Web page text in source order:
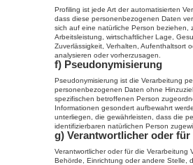
Profiling ist jede Art der automatisierten
dass diese personenbezogenen Daten
sich auf eine natürliche Person beziehen,
Arbeitsleistung, wirtschaftlicher Lage,
Zuverlässigkeit, Verhalten, Aufenthaltsort
analysieren oder vorherzusagen.
f) Pseudonymisierung
Pseudonymisierung ist die Verarbeitung
personenbezogenen Daten ohne
spezifischen betroffenen Person
Informationen gesondert aufbewahrt
unterliegen, die gewährleisten, dass die
identifizierbaren natürlichen Person
g) Verantwortlicher oder
Verantwortlicher oder für die Verarbeitung
Behörde, Einrichtung oder andere Stelle,